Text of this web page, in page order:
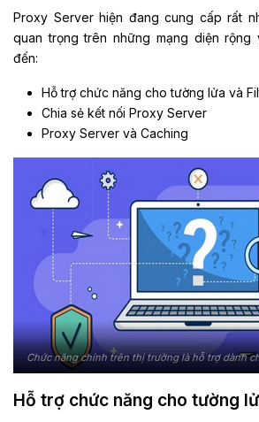
Proxy Server hiện đang cung cấp rất
quan trọng trên những mạng diện rộng
đến:
Hỗ trợ chức năng cho tường lửa và
Chia sẻ kết nối Proxy Server
Proxy Server và Caching
Chức năng chính trên thị trường là hỗ trợ dành
Hỗ trợ chức năng cho tường